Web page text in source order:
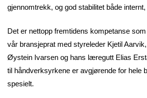
gjennomtrekk, og god stabilitet både
Det er nettopp fremtidens kompetanse
vår bransjeprat med styreleder Kjetil
Øystein Ivarsen og hans læregutt Elias
til håndverksyrkene er avgjørende for hele
spesielt.